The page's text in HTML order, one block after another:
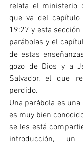
relata el ministerio
que va del
19:27 y esta
parábolas y el
de estas
gozo de Dios y a
Salvador, el que
perdido.
Una parábola es
es muy bien
se les está
introducción,